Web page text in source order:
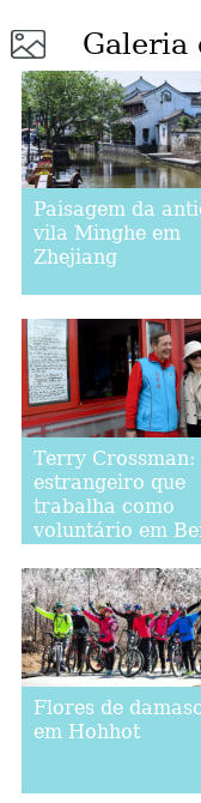
Galeria
Paisagem da
vila Minghe em
Zhejiang
Terry Crossman:
estrangeiro que
trabalha como
voluntário em
Flores de
em Hohhot